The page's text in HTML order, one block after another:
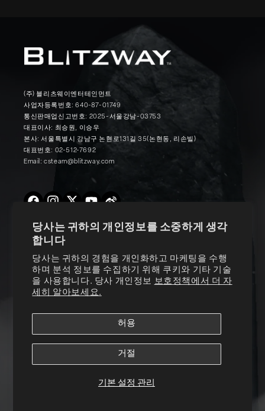
당사는 귀하의 개인정보를 소중하게 생각
합니다
당사는 귀하의 경험을 개인화하고 마케팅을 수행
하며 분석 정보를 수집하기 위해 쿠키와 기타 기술
을 사용합니다. 당사 개인정보 보호정책에서 더 자
세히 알아보세요.
기본 설정 관리
허용
거절
(주) 블리츠웨이엔터테인먼트
사업자등록번호: 640-87-01749
통신판매업신고번호: 2025-서울강남-03753
대표이사: 최승원, 이승우
본사: 서울특별시 강남구 논현로131길 35(논현동, 리손빌)
대표번호: 02-512-7692
Email: csteam@blitzway.com
Products
About Us
Blitzway Entertainment Co., Ltd.
Privacy Policy